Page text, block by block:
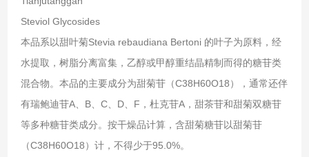
Steviol Glycosides
本品系以甜叶菊Stevia rebaudiana Bertoni 的叶子为原料，经
水提取，树脂分离富集，乙醇或甲醇重结晶精制而得的糖苷类
混合物。本品的主要成分为甜菊苷（C38H60O18），通常还伴
有瑞鲍迪苷A、B、C、D、F，杜克苷A，甜茶苷和甜菊双糖苷
等多种糖苷类成分。按干燥品计算，含甜菊糖苷以甜菊苷
（C38H60O18）计，不得少于95.0%。